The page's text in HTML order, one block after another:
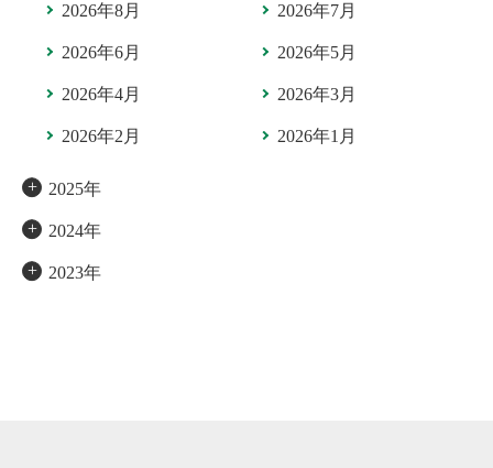
2026年8月 2026年7月
2026年6月 2026年5月
2026年4月 2026年3月
2026年2月 2026年1月
2025年
2024年
2023年